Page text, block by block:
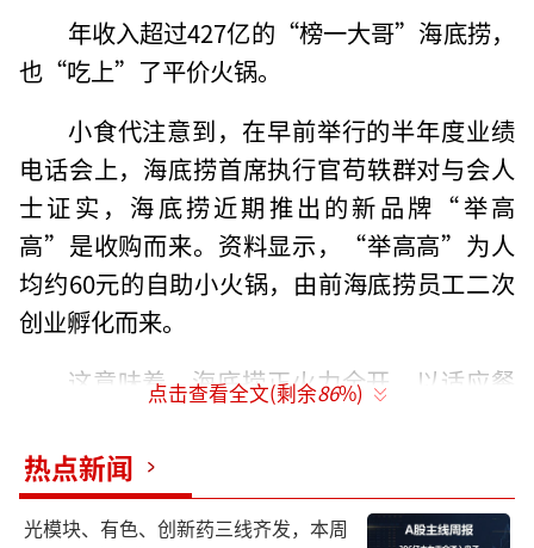
年收入超过427亿的“榜一大哥”海底捞，
也“吃上”了平价火锅。
小食代注意到，在早前举行的半年度业绩
电话会上，海底捞首席执行官苟轶群对与会人
士证实，海底捞近期推出的新品牌“举高
高”是收购而来。资料显示，“举高高”为人
均约60元的自助小火锅，由前海底捞员工二次
创业孵化而来。
这意味着，海底捞正火力全开，以适应餐
也意味着海底捞对之前推出的“红石榴计
划”（一个面向海底捞内部员工和外部的创业
孵化项目）进行了优化，新增通过收购来扩大
点击查看全文(剩余86%)
热点新闻
光模块、有色、创新药三线齐发，本周